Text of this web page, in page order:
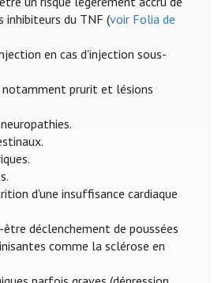
inhibiteurs du TNF (voir Folia de
en cas d'injection sous-
notamment prurit et lésions
d'une insuffisance cardiaque
déclenchement de poussées
comme la sclérose en